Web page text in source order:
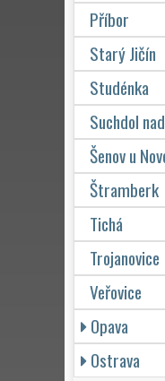
Příbor
Starý Jičín
Studénka
Suchdol
Šenov u
Štramberk
Tichá
Trojanovice
Veřovice
Opava
Ostrava